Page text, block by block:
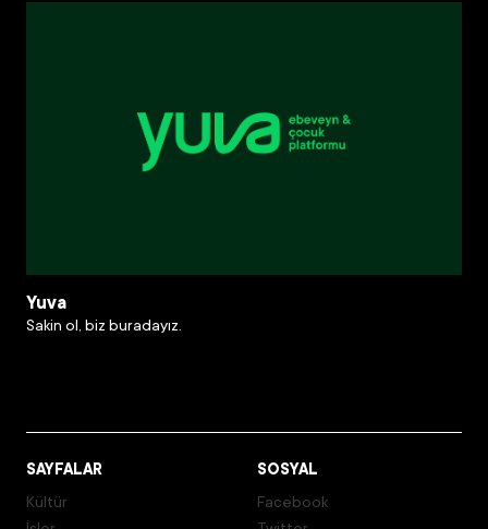
Yuva
Sakin ol, biz buradayız.
SAYFALAR
Kültür
SOSYAL
Facebook